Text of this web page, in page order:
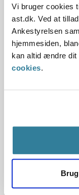
Vi bruger cookies
ast.dk. Ved at
Ankestyrelsen
hjemmesiden,
kan altid ændre
cookies.
forklaringer ved
I sag nr. 2
mest vægt på de
hændelsesforløbet
anerkendes som
at hun i forbindelse
med
sikrede
beskrevet et
vurderede, at
efterfølgende